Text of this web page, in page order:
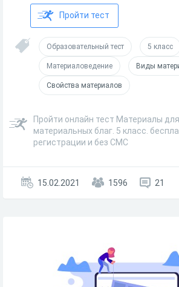
Пройти тест
Образовательный тест 5 класс
Материаловедение Виды
Свойства материалов
Пройти онлайн тест Материалы
материальных благ. 5 класс.
регистрации и без СМС
15.02.2021 1596 21